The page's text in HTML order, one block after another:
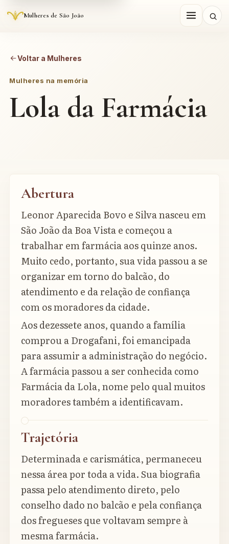
Mulheres de São João
Voltar a Mulheres
Mulheres na memória
Lola da Farmácia
Abertura
Leonor Aparecida Bovo e Silva nasceu em
São João da Boa Vista e começou a
trabalhar em farmácia aos quinze anos.
Muito cedo, portanto, sua vida passou a se
organizar em torno do balcão, do
atendimento e da relação de confiança
com os moradores da cidade.
Aos dezessete anos, quando a família
comprou a Drogafani, foi emancipada
para assumir a administração do negócio.
A farmácia passou a ser conhecida como
Farmácia da Lola, nome pelo qual muitos
moradores também a identificavam.
Trajetória
Determinada e carismática, permaneceu
nessa área por toda a vida. Sua biografia
passa pelo atendimento direto, pelo
conselho dado no balcão e pela confiança
dos fregueses que voltavam sempre à
mesma farmácia.